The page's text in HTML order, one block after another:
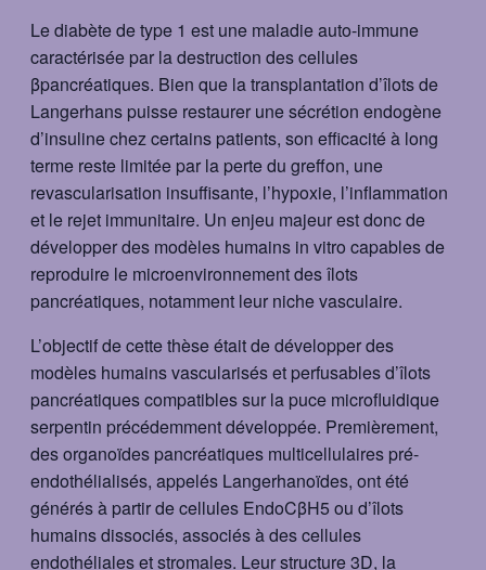
Le diabète de type 1 est une maladie auto-immune
caractérisée par la destruction des cellules
βpancréatiques. Bien que la transplantation d’îlots de
Langerhans puisse restaurer une sécrétion endogène
d’insuline chez certains patients, son efficacité à long
terme reste limitée par la perte du greffon, une
revascularisation insuffisante, l’hypoxie, l’inflammation
et le rejet immunitaire. Un enjeu majeur est donc de
développer des modèles humains in vitro capables de
reproduire le microenvironnement des îlots
pancréatiques, notamment leur niche vasculaire.
L’objectif de cette thèse était de développer des
modèles humains vascularisés et perfusables d’îlots
pancréatiques compatibles sur la puce microfluidique
serpentin précédemment développée. Premièrement,
des organoïdes pancréatiques multicellulaires pré-
endothélialisés, appelés Langerhanoïdes, ont été
générés à partir de cellules EndoCβH5 ou d’îlots
humains dissociés, associés à des cellules
endothéliales et stromales. Leur structure 3D, la